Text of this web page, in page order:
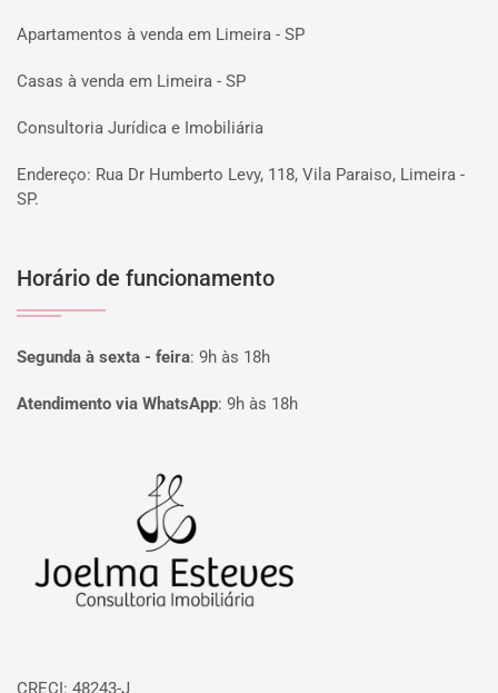
Apartamentos à venda em Limeira - SP
Casas à venda em Limeira - SP
Consultoria Jurídica e Imobiliária
Endereço: Rua Dr Humberto Levy, 118, Vila Paraiso, Limeira -
SP.
Horário de funcionamento
Segunda à sexta - feira: 9h às 18h
Atendimento via WhatsApp: 9h às 18h
CRECI: 48243-J